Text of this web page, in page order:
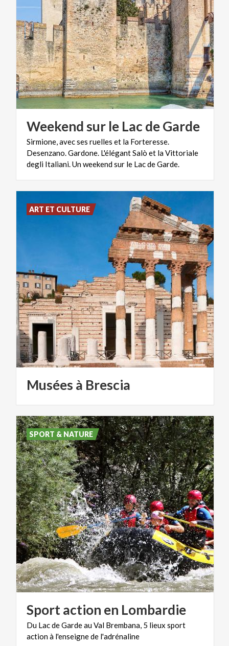
Weekend sur le Lac deGarde
Sirmione, avec ses ruelles et la Forteresse.
Desenzano. Gardone. L'élégant Salò et la Vittoriale
degli Italiani. Un weekend sur le Lac de Garde.
Musées à Brescia
ART ET CULTURE
Sportaction en Lombardie
Du LacdeGardeauVal Brembana, 5 lieux sport
actionà l'enseignede l'adrénaline
SPORT & NATURE